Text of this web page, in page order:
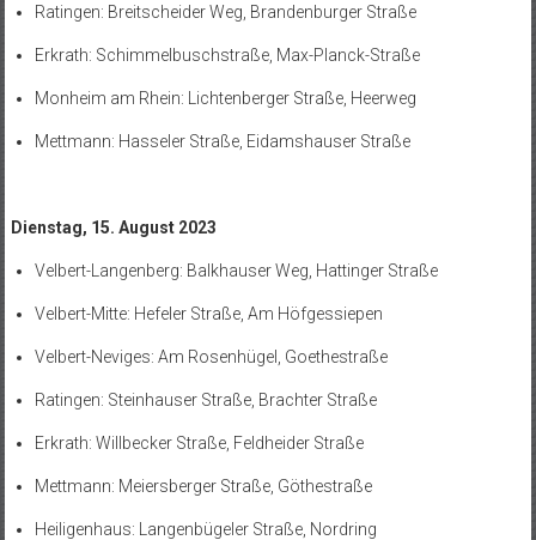
Ratingen: Breitscheider Weg, Brandenburger Straße
Erkrath: Schimmelbuschstraße, Max-Planck-Straße
Monheim am Rhein: Lichtenberger Straße, Heerweg
Mettmann: Hasseler Straße, Eidamshauser Straße
Dienstag, 15. August 2023
Velbert-Langenberg: Balkhauser Weg, Hattinger Straße
Velbert-Mitte: Hefeler Straße, Am Höfgessiepen
Velbert-Neviges: Am Rosenhügel, Goethestraße
Ratingen: Steinhauser Straße, Brachter Straße
Erkrath: Willbecker Straße, Feldheider Straße
Mettmann: Meiersberger Straße, Göthestraße
Heiligenhaus: Langenbügeler Straße, Nordring